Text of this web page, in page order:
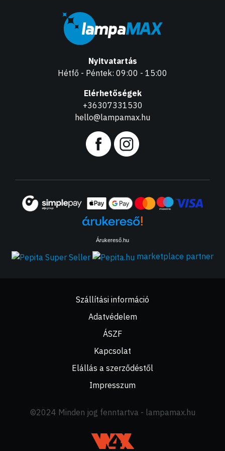
Nyitvatartás
Hétfő - Péntek: 09:00 - 15:00
Elérhetőségek
+36307331530
hello@lampamax.hu
Árukereső.hu
marketplace partner
Szállítási információ
Adatvédelem
ÁSZF
Kapcsolat
Elállás a szerződéstől
Impresszum
©2024 Minden jog fenntartva - lampamax.hu